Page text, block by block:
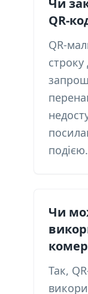
Чи
QR-
QR-
строку
подією.
Чи
Так,